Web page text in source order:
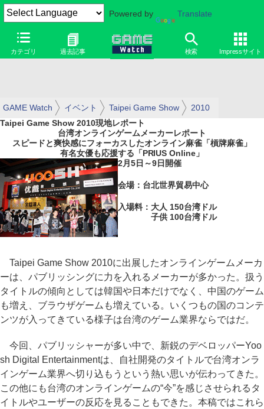
Powered by Translate
カテゴリ 過去記事 検索 Impressサイト
GAME Watch イベント Taipei Game Show
2010
Taipei Game Show 2010現地レポート
台湾オンラインゲームメーカーレポート
スピードと爽快感にフォーカスしたオンライン麻雀「槓牌麻雀」
有名女優も応援する「PRIUS Online」
2月5日～9日開催
会場：台北世界貿易中心
入場料：大人 150台湾ドル
子供 100台湾ドル
Taipei Game Show 2010に出展したオンラインゲームメーカ
ーは、パブリッシングに力を入れるメーカーが多かった。扱う
タイトルの傾向としては韓国や日本だけでなく、中国のゲーム
も増え、ブラウザゲームも増えている。いくつもの国のコンテ
ンツが入ってきている様子は台湾のゲーム業界ならではだ。
今回、パブリッシャーが多い中で、新鋭のデベロッパーYoo
sh Digital Entertainmentは、自社開発のタイトルで台湾オンラ
インゲーム業界へ切り込もうという熱い思いが伝わってきた。
この他にも台湾のオンラインゲームの“今”を感じさせられるタ
イトルやユーザーの反応を見ることもできた。本稿ではこれら